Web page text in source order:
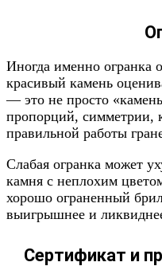
Иногда именно огранка
красивый камень
— это не просто
пропорций, симметрии,
правильной работы
Слабая огранка может
камня с неплохим
хорошо ограненный
выигрышнее и
Сертификат и